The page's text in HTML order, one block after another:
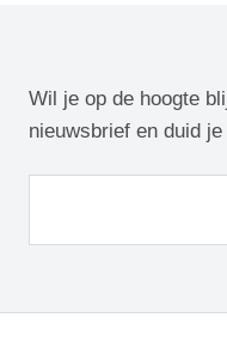
Wil je op de hoogte
nieuwsbrief en duid